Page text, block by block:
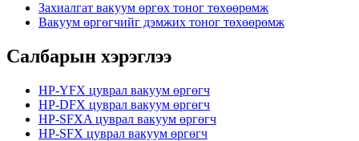
Захиалгат вакуум өргөх тоног төхөөрөмж
Вакуум өргөгчийг дэмжих тоног төхөөрөмж
Салбарын хэрэглээ
HP-YFX цуврал вакуум өргөгч
HP-DFX цуврал вакуум өргөгч
HP-SFXA цуврал вакуум өргөгч
HP-SFX цуврал вакуум өргөгч